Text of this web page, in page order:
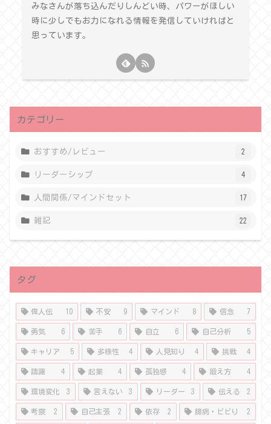
みなさんが落ち込んだりしんどい時、パワーがほしい
時に少しでもお力になれる情報を発信していければと
思っています。
カテゴリー
おすすめ/レビュー 2
リーダーシップ 4
人間関係/マインドセット 17
雑記 22
タグ
偉人伝 10 不安 9 マインド 8 信念 7
勇気 6 苦手 6 自立 6 自己分析 5
キャリア 5 多様性 4 人見知り 4 挑戦 4
躊躇 4 起業 4 孤独感 4 鍛え方 4
環境変化 3 言えない 3 リーダー 3 伝える 2
考察 2 自己主張 2 依存 2 臆病・ビビり 2